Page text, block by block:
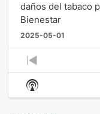
daños del tabaco
Bienestar
2025-05-01
Previous
Episode
Show
Podcast